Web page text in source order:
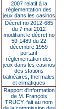
2007 relatif à la
réglementation des
jeux dans les casinos
Décret no 2012-685
du 7 mai 2012
modifiant le décret no
59-1489 du 22
décembre 1959
portant
réglementation des
jeux dans les casinos
des stations
balnéaires, thermales
et climatiques
Rapport d'information
de M. François
TRUCY, fait au nom